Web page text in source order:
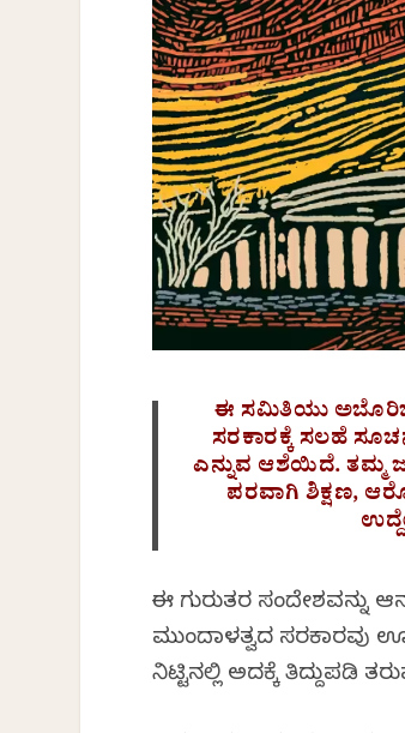
ಈ ಸಮಿತಿಯು
ಸರಕಾರಕ್ಕೆ ಸಲಹೆ
ಎನ್ನುವ ಆಶೆಯಿದೆ. ತಮ್ಮ
ಪರವಾಗಿ ಶಿಕ್ಷಣ,
ಈ ಗುರುತರ ಸಂದೇಶವನ್ನು
ಮುಂದಾಳತ್ವದ ಸರಕಾರವು
ನಿಟ್ಟಿನಲ್ಲಿ ಅದಕ್ಕೆ ತಿದ್ದುಪಡಿ